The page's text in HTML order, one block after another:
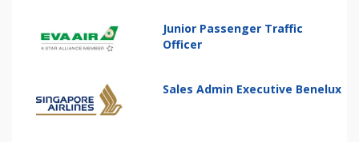
Junior Passenger Traffic
Officer
Sales Admin Executive Benelux